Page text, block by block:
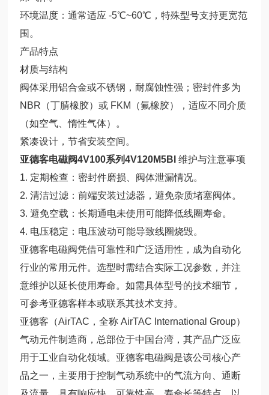
环境温度：通常适应 -5℃~60℃，特殊型号支持更宽范
围。
产品特点
材质与结构
阀体采用铝合金或不锈钢，耐腐蚀性强；密封件多为
NBR（丁腈橡胶）或 FKM（氟橡胶），适应不同介质
（如空气、惰性气体）。
紧凑设计，节省安装空间。
亚德客电磁阀4V100系列4V120M5BI 维护与注意事项
1. 定期检查：密封件磨损、阀体泄漏情况。
2. 清洁过滤：前端安装过滤器，避免杂质堵塞阀体。
3. 避免空载：长期通电未使用可能降低线圈寿命。
4. 电压稳定：电压波动可能导致线圈烧毁。
亚德客电磁阀凭借可靠性和广泛适用性，成为自动化
行业的常用元件。选型时需结合实际工况参数，并注
意维护以延长使用寿命。如需具体型号的技术细节，
可参考亚德客样本或联系其技术支持。
亚德客（AirTAC，全称 AirTAC International Group）
气动元件制造商，总部位于中国台湾，其产品广泛应
用于工业自动化领域。亚德客电磁阀是该公司核心产
品之一，主要用于控制气动系统中的气流方向、通断